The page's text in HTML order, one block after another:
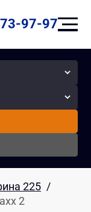
97-97
225 /
2